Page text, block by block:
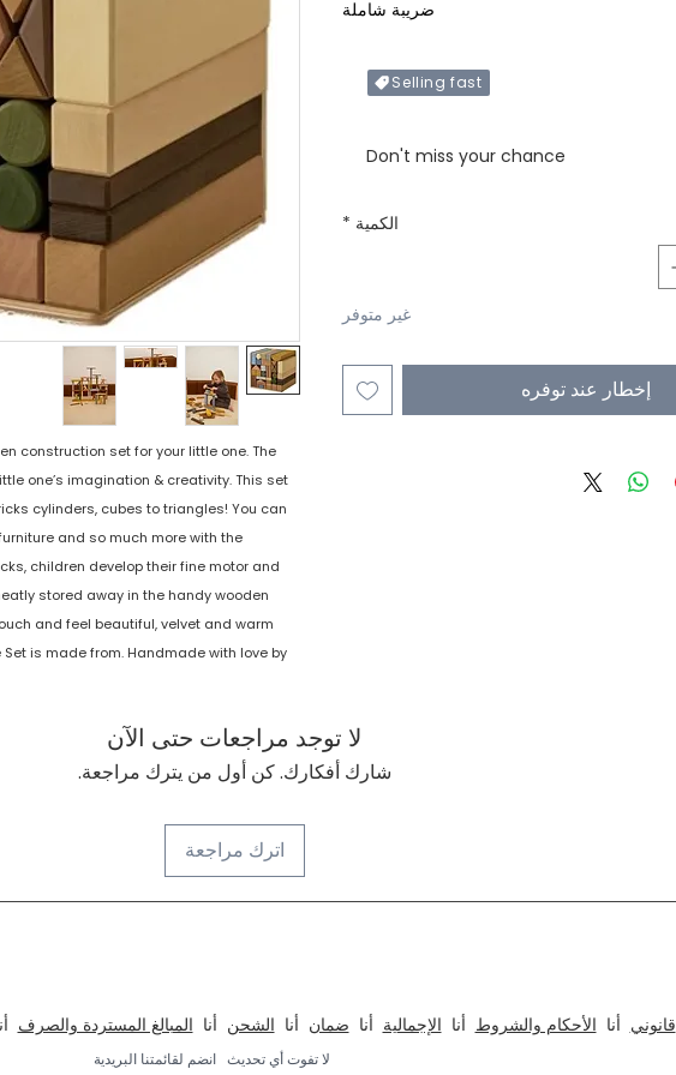
construction set for your little one. The
one’s imagination & creativity. This set
cylinders, cubes to triangles! You can
and so much more with the
children develop their fine motor and
stored away in the handy wooden
and feel beautiful, velvet and warm
is made from. Handmade with love by
ضريبة شاملة
Selling fast
Don't miss your chance
الكمية *
غير متوفر
إخطار عند توفره
لا توجد مراجعات حتى الآن
شارك أفكارك. كن أول من يترك مراجعة.
اترك مراجعة
قانوني أنا الأحكام والشروط أنا الإجمالية أنا ضمان أنا الشحن أنا المبالغ المستردة والصرف
انضم لقائمتنا البريدية لا تفوت أي تحديث